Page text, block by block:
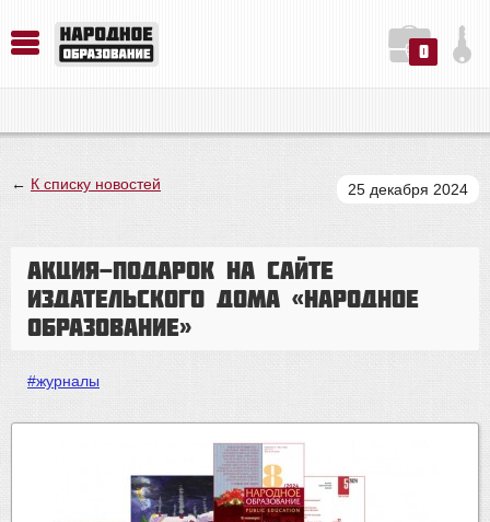
0
← К списку новостей 25 декабря 2024
АКЦИЯ-ПОДАРОК НА САЙТЕ
ИЗДАТЕЛЬСКОГО ДОМА «НАРОДНОЕ
ОБРАЗОВАНИЕ»
#журналы